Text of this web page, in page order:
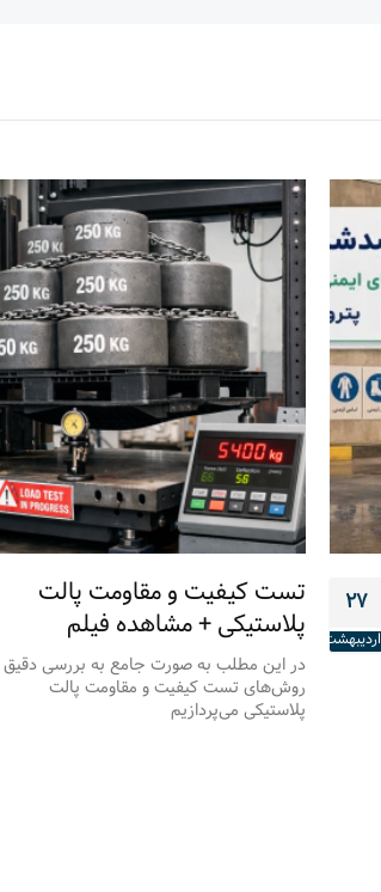
۲۷
اردیبهشت
تست کیفیت و مقاومت پالت
پلاستیکی + مشاهده فیلم
در این مطلب به صورت جامع به بررسی دقیق
روش‌های تست کیفیت و مقاومت پالت
پلاستیکی می‌پردازیم